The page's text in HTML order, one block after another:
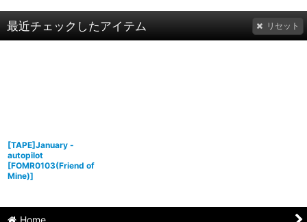
最近チェックしたアイテム リセット
[TAPE]January -
autopilot
[FOMR0103(Friend of
Mine)]
Home